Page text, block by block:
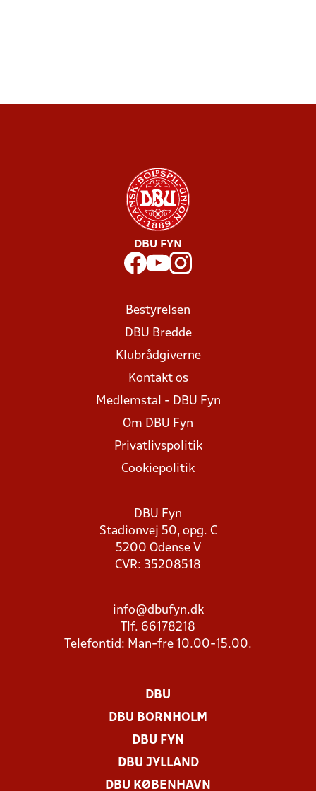
DBU FYN
Bestyrelsen
DBU Bredde
Klubrådgiverne
Kontakt os
Medlemstal - DBU Fyn
Om DBU Fyn
Privatlivspolitik
Cookiepolitik
DBU Fyn
Stadionvej 50, opg. C
5200 Odense V
CVR: 35208518
info@dbufyn.dk
Tlf. 66178218
Telefontid: Man-fre 10.00-15.00.
DBU
DBU BORNHOLM
DBU FYN
DBU JYLLAND
DBU KØBENHAVN